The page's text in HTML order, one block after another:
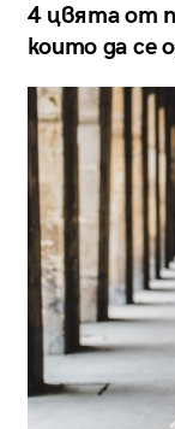
4 цвята от
които да се